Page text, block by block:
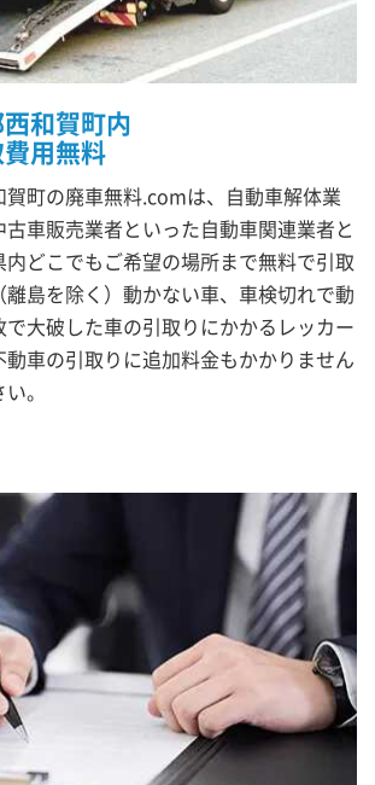
和賀町内
用無料
町の廃車無料.comは、自動車解体業
車販売業者といった自動車関連業者と
どこでもご希望の場所まで無料で引取
離島を除く）動かない車、車検切れで動
大破した車の引取りにかかるレッカー
車の引取りに追加料金もかかりません
。